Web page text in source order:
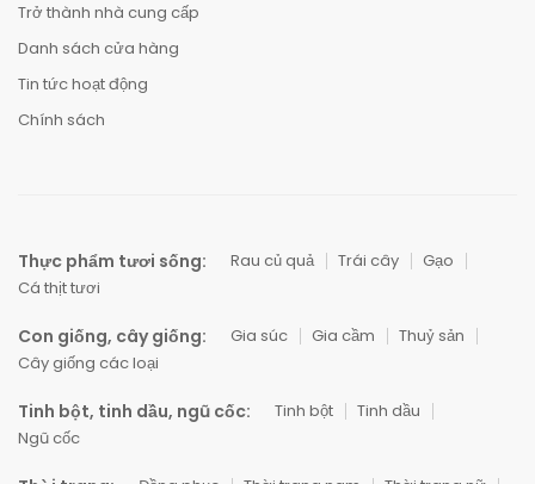
Trở thành nhà cung cấp
Danh sách cửa hàng
Tin tức hoạt động
Chính sách
Thực phẩm tươi sống: Rau củ quả Trái cây
Gạo
Cá thịt tươi
Con giống, cây giống: Gia súc Gia cầm
Thuỷ sản
Cây giống các loại
Tinh bột, tinh dầu, ngũ cốc: Tinh bột
Tinh dầu
Ngũ cốc